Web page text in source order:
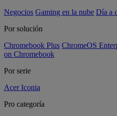
Negocios Gaming en la nube Día a
Por solución
Chromebook Plus ChromeOS
on Chromebook
Por serie
Acer Iconia
Pro categoría